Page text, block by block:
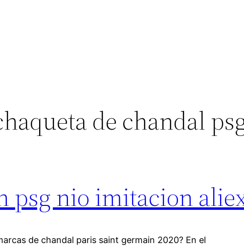
de chandal
psg nio imitacion
de chandal paris saint germain 2020? En el